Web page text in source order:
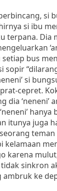
si
si ibu
terpana. Dia
setiap bus
sopir
si
cepret.
dia ‘neneni’
itunya juga
kelamaan
karena
sinkron
ke